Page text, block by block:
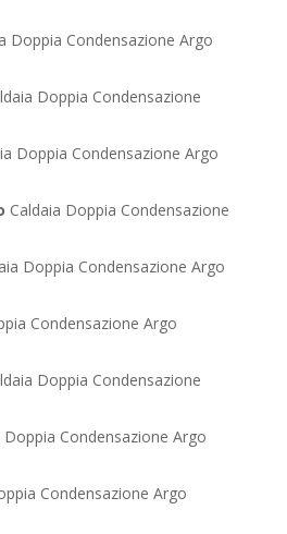
Doppia Condensazione Argo
Doppia Condensazione
Doppia Condensazione Argo
Caldaia Doppia Condensazione
Doppia Condensazione Argo
Condensazione Argo
Doppia Condensazione
Doppia Condensazione Argo
Condensazione Argo